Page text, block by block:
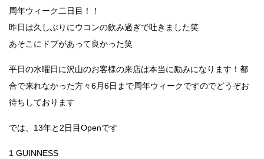
周年ウィーク二日目！！
昨日は久しぶりにウコンの飲み過ぎで吐きました笑
あそこにドブがあって良かった笑
平日の水曜日に沢山のお客様の来店は本当に励みになります！都
合で来れなかった方々6月6日まで周年ウィークですのでどうぞお
待ちしております
では、13年と2日目Openです
1 GUINNESS